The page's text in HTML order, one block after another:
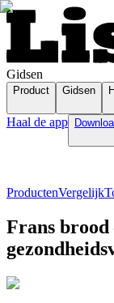
Gidsen
Product Gidsen
Haal de app
ProductenVergelijk
Frans